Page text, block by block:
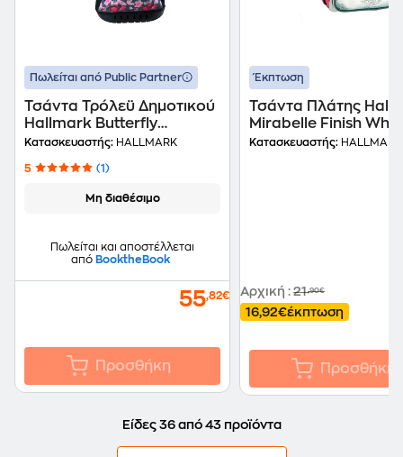
Πωλείται από Public Partner
Τσάντα Τρόλεϋ Δημοτικού
Hallmark Butterfly
Hallmark
Κατασκευαστής: HALLMARK
5 (1)
Μη διαθέσιμο
Πωλείται και αποστέλλεται
από BooktheBook
55,82€
Προσθήκη
Έκπτωση
Τσάντα Πλάτης
Mirabelle Finish
What You Started
Κατασκευαστής: HALLMARK
Αρχική : 21,90€
16,92€έκπτωση
Προσθήκη
Είδες 36 από 43 προϊόντα